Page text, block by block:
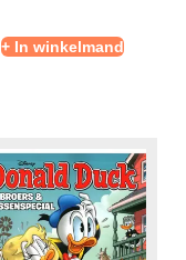
+ In winkelmand